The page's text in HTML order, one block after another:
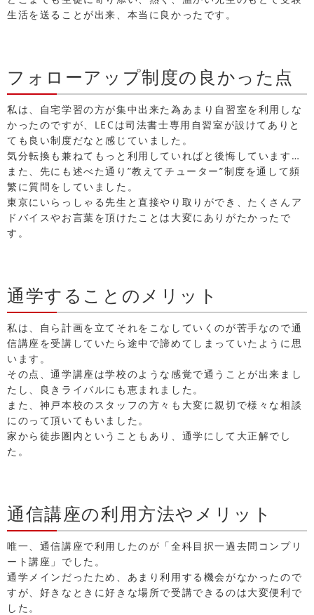
生活を送ることが出来、本当に良かったです。
フォローアップ制度の良かった点
私は、自宅学習の方が集中出来た為あまり自習室を利用しな
かったのですが、LECは司法書士専用自習室が設けてありと
ても良い制度だなと感じていました。
気分転換も兼ねてもっと利用していればと後悔しています…
また、先にも述べた通り”教えてチューター”制度を通して頻
繁に質問をしていました。
東京にいらっしゃる先生と直接やり取りができ、たくさんア
ドバイスやお言葉を頂けたことは大変にありがたかったで
す。
通学することのメリット
私は、自ら計画を立てそれをこなしていくのが苦手なので通
信講座を受講していたら途中で諦めてしまっていたように思
います。
その点、通学講座は学校のような感覚で通うことが出来まし
たし、良きライバルにも恵まれました。
また、神戸本校のスタッフの方々も大変に親切で様々な相談
にのって頂いてもいました。
家から徒歩圏内ということもあり、通学にして大正解でし
た。
通信講座の利用方法やメリット
唯一、通信講座で利用したのが「全科目択一過去問コンプリ
ート講座」でした。
通学メインだったため、あまり利用する機会がなかったので
すが、好きなときに好きな場所で受講できるのは大変便利で
した。